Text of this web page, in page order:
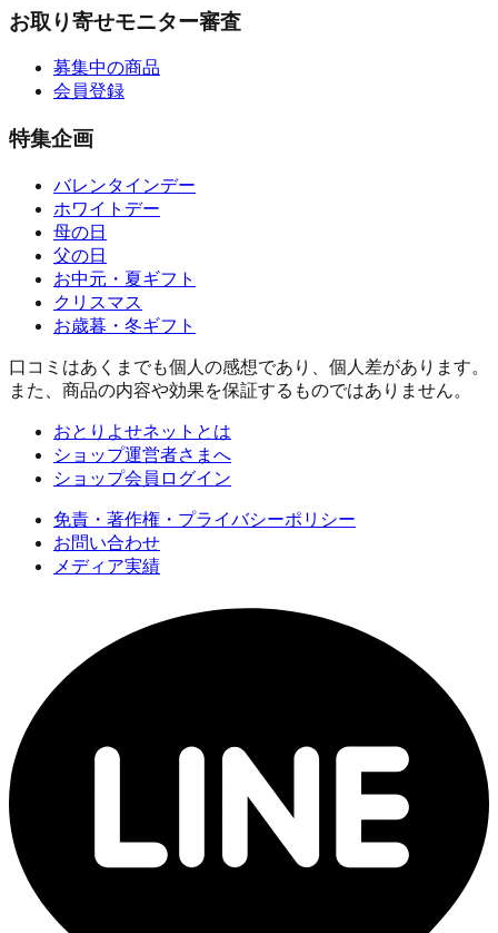
お取り寄せモニター審査
募集中の商品
会員登録
特集企画
バレンタインデー
ホワイトデー
母の日
父の日
お中元・夏ギフト
クリスマス
お歳暮・冬ギフト
口コミはあくまでも個人の感想であり、個人差があります。
また、商品の内容や効果を保証するものではありません。
おとりよせネットとは
ショップ運営者さまへ
ショップ会員ログイン
免責・著作権・プライバシーポリシー
お問い合わせ
メディア実績